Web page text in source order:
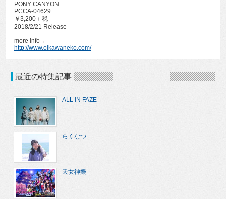
PONY CANYON
PCCA-04629
￥3,200＋税
2018/2/21 Release
more info→
http://www.oikawaneko.com/
最近の特集記事
ALL iN FAZE
らくなつ
天女神樂